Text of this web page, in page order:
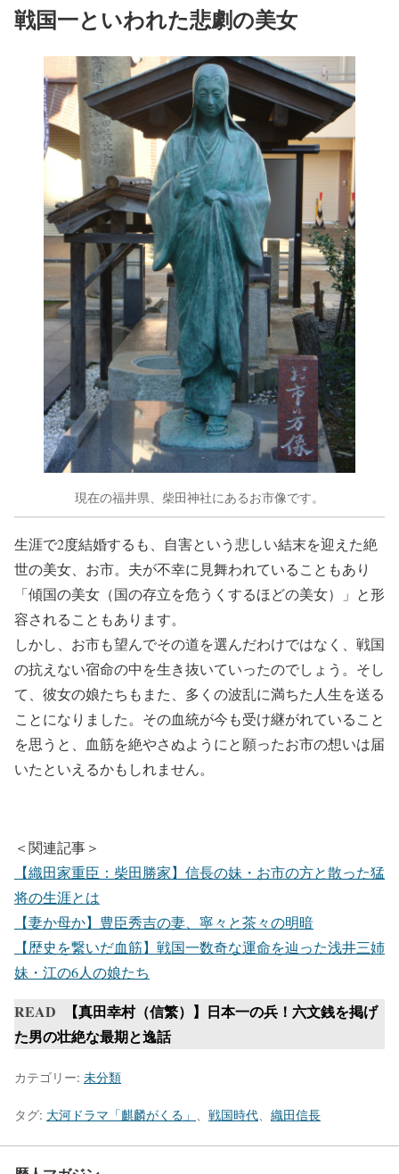
戦国一といわれた悲劇の美女
現在の福井県、柴田神社にあるお市像です。
生涯で2度結婚するも、自害という悲しい結末を迎えた絶
世の美女、お市。夫が不幸に見舞われていることもあり
「傾国の美女（国の存立を危うくするほどの美女）」と形
容されることもあります。
しかし、お市も望んでその道を選んだわけではなく、戦国
の抗えない宿命の中を生き抜いていったのでしょう。そし
て、彼女の娘たちもまた、多くの波乱に満ちた人生を送る
ことになりました。その血統が今も受け継がれていること
を思うと、血筋を絶やさぬようにと願ったお市の想いは届
いたといえるかもしれません。
＜関連記事＞
【織田家重臣：柴田勝家】信長の妹・お市の方と散った猛
将の生涯とは
【妻か母か】豊臣秀吉の妻、寧々と茶々の明暗
【歴史を繋いだ血筋】戦国一数奇な運命を辿った浅井三姉
妹・江の6人の娘たち
READ
【真田幸村（信繁）】日本一の兵！六文銭を掲げ
た男の壮絶な最期と逸話
カテゴリー: 未分類
タグ: 大河ドラマ「麒麟がくる」 戦国時代 織田信長